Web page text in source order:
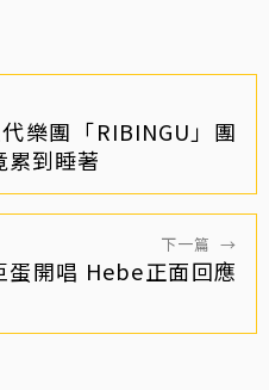
樂團「RIBINGU」團
累到睡著
下一篇 →
蛋開唱 Hebe正面回應